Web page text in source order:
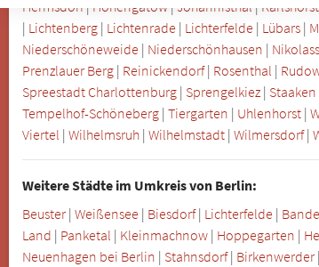
Hermsdorf | Hohengatow |Johannisthal | Karlshorst
| Lichtenberg | Lichtenrade | Lichterfelde | Lübars |
Niederschöneweide | Niederschönhausen |
Prenzlauer Berg | Reinickendorf| Rosenthal |
Spreestadt Charlottenburg | Sprengelkiez | Staaken
Tempelhof-Schöneberg |Tiergarten | Uhlenhorst |
Viertel |Wilhelmsruh |Wilhelmstadt |Wilmersdorf|
Weitere Städte im Umkreis von Berlin:
Beuster |Weißensee | Biesdorf| Lichterfelde |
Land | Panketal | Kleinmachnow | Hoppegarten |
Neuenhagen bei Berlin | Stahnsdorf| Birkenwerder |